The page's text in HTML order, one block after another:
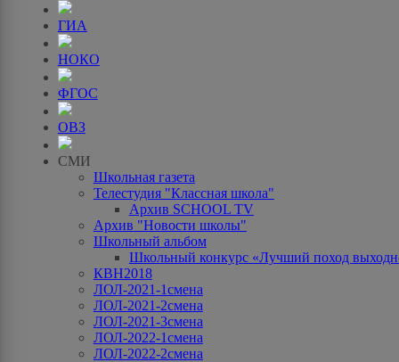
ГИА
НОКО
ФГОС
ОВЗ
СМИ
Школьная газета
Телестудия "Классная школа"
Архив SCHOOL TV
Архив "Новости школы"
Школьный альбом
Школьный конкурс «Лучший поход
КВН2018
ЛОЛ-2021-1смена
ЛОЛ-2021-2смена
ЛОЛ-2021-3смена
ЛОЛ-2022-1смена
ЛОЛ-2022-2смена